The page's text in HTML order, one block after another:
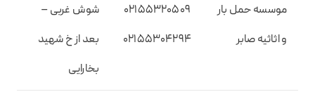
موسسه حمل بار
و اثاثیه صابر
02155320509
02155304294
شوش غربی –
بعد از خ شهید
بخارایی